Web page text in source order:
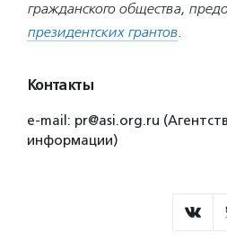
гражданского общества,
президентских грантов.
Контакты
e-mail: pr@asi.org.ru
информации)